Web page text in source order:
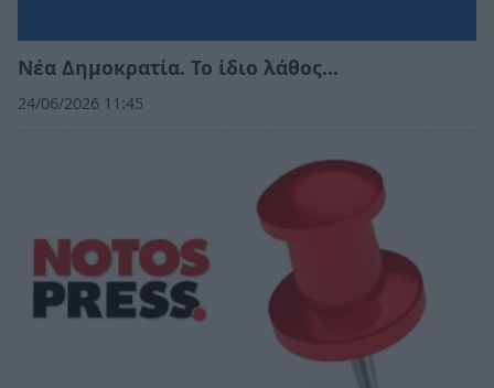
Νέα Δημοκρατία. Το ίδιο λάθος…
24/06/2026 11:45